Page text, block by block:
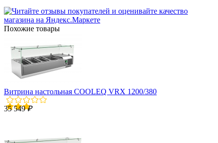
Похожие товары
Витрина настольная COOLEQ VRX 1200/380
35 549₽